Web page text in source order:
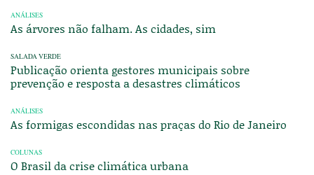
ANÁLISES
As árvores não falham. As cidades, sim
SALADA VERDE
Publicação orienta gestores municipais sobre
prevenção e resposta a desastres climáticos
ANÁLISES
As formigas escondidas nas praças do Rio de Janeiro
COLUNAS
O Brasil da crise climática urbana